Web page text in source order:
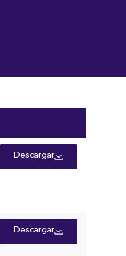
Descargar
Descargar